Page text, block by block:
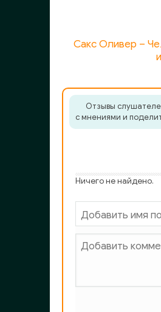
Сакс Оливер –
Отзывы
с мнениями и
Ничего не найдено.